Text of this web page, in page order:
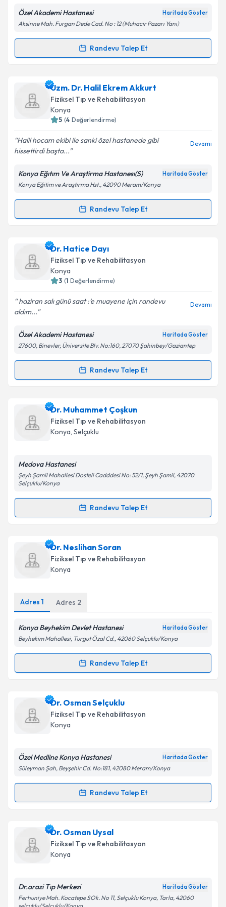
Kişisel verilerimin işlenmesine ilişkinAydınlatma
kapsamda işlenmesini kabul ediyorum.
Özel Akademi Hastanesi Haritada Göster
Aksinne Mah. Furgan Dede Cad. No : 12 (Muhacir Pazarı Yanı)
Randevu Talep Et
Randevu Takvimi Talebi
Uzm. Dr. Hacı Ali Tekkurtiçin randevu takvimi talebi
oluşturun. Size bu uzmandan randevu almanız için bir
takvim hazırlandığında e-posta ile bilgilendireceğiz.
Kişisel verilerimin işlenmesine ilişkin
Aydınlatma
Metni'ni okudum ve kişisel verilerimin belirtilen
kapsamda işlenmesini kabul ediyorum.
Uzm. Dr. Halil Ekrem Akkurt
Fiziksel Tıp ve Rehabilitasyon
Konya
5 (4 Değerlendirme)
Halil hocam ekibi ile sanki özel hastanede gibi
hissettirdi başta...
Devamı
Konya Eğıtım Ve Araştirma Hastanesı(S) Haritada Göster
Konya Eğitim ve Araştırma Hst., 42090 Meram/Konya
Randevu Talep Et
Randevu Takvimi Talebi
Uzm. Dr. Halil Ekrem Akkurt
talebi oluşturun. Size bu uzmandan randevu almanız
için bir takvim hazırlandığında e-posta ile
bilgilendireceğiz.
E-posta Adresiniz
Kişisel verilerimin işlenmesine ilişkinAydınlatma
Metni'ni okudum ve kişisel verilerimin belirtilen
kapsamda işlenmesini kabul ediyorum.
Dr. Hatice Dayı
Fiziksel Tıp ve Rehabilitasyon
Konya
3 (1 Değerlendirme)
haziran salı günü saat :’e muayene için randevu
aldım...
Devamı
Özel Akademi Hastanesi Haritada Göster
27600, Binevler, Üniversite Blv. No:160, 27070 Şahinbey/Gaziantep
Randevu Talep Et
Randevu Takvimi Talebi
Dr. Hatice Dayıiçin randevu takvimi talebi oluşturun.
Size bu uzmandan randevu almanız için bir takvim
hazırlandığında e-posta ile bilgilendireceğiz.
Kişisel verilerimin işlenmesine ilişkinAydınlatma
'ni okudum ve kişisel verilerimin belirtilen
kapsamda işlenmesini kabul ediyorum.
Takvim Talebini Gönder
Dr. Muhammet Çoşkun
Fiziksel Tıp ve Rehabilitasyon
Konya, Selçuklu
Medova Hastanesi
Şeyh Şamil Mahallesi Dosteli Cadddesi No: 52/1, Şeyh Şamil, 42070
Selçuklu/Konya
Randevu Talep Et
Randevu Takvimi Talebi
Dr. Muhammet Çoşkuniçin randevu takvimi talebi
oluşturun. Size bu uzmandan randevu almanız için bir
takvim hazırlandığında e-posta ile bilgilendireceğiz.
Kişisel verilerimin işlenmesine ilişkinAydınlatma
kapsamda işlenmesini kabul ediyorum.
Dr. Neslihan Soran
Fiziksel Tıp ve Rehabilitasyon
Konya
Adres 1 Adres 2
Konya Beyhekim Devlet Hastanesi Haritada Göster
Beyhekim Mahallesi, Turgut Özal Cd., 42060 Selçuklu/Konya
Randevu Talep Et
Randevu Takvimi Talebi
Dr. Neslihan Soraniçin randevu takvimi talebi
oluşturun. Size bu uzmandan randevu almanız için bir
takvim hazırlandığında e-posta ile bilgilendireceğiz.
Kişisel verilerimin işlenmesine ilişkin
Metni'ni okudum ve kişisel verilerimin belirtilen
Takvim Talebini Gönder
Dr. Osman Selçuklu
Fiziksel Tıp ve Rehabilitasyon
Konya
Özel Medline Konya Hastanesi Haritada Göster
Süleyman Şah, Beyşehir Cd. No:181, 42080 Meram/Konya
Randevu Talep Et
Randevu Takvimi Talebi
Dr. Osman Selçukluiçin randevu takvimi talebi
oluşturun. Size bu uzmandan randevu almanız için bir
takvim hazırlandığında e-posta ile bilgilendireceğiz.
Dr. Osman Uysal
Fiziksel Tıp ve Rehabilitasyon
Konya
Dr.arazi Tıp Merkezi Haritada Göster
Ferhuniye Mah. Kocatepe SOk. No 11, Selçuklu Konya, Tarla, 42060